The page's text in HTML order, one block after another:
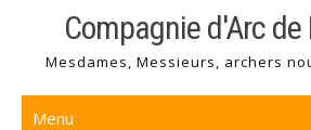
content
Compagnie d'Arc de
Mesdames, Messieurs, archers
Menu